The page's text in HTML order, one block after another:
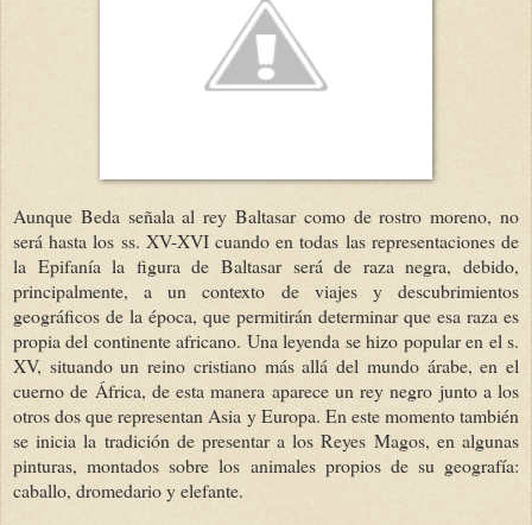
Aunque Beda señala al rey Baltasar como de rostro moreno, no
será hasta los ss. XV-XVI cuando en todas las representaciones de
la Epifanía la figura de Baltasar será de raza negra, debido,
principalmente, a un contexto de viajes y descubrimientos
geográficos de la época, que permitirán determinar que esa raza es
propia del continente africano. Una leyenda se hizo popular en el s.
XV, situando un reino cristiano más allá del mundo árabe, en el
cuerno de África, de esta manera aparece un rey negro junto a los
otros dos que representan Asia y Europa. En este momento también
se inicia la tradición de presentar a los Reyes Magos, en algunas
pinturas, montados sobre los animales propios de su geografía:
caballo, dromedario y elefante.